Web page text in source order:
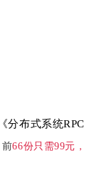
《分布式系统RPC
前66份只需99元 ，